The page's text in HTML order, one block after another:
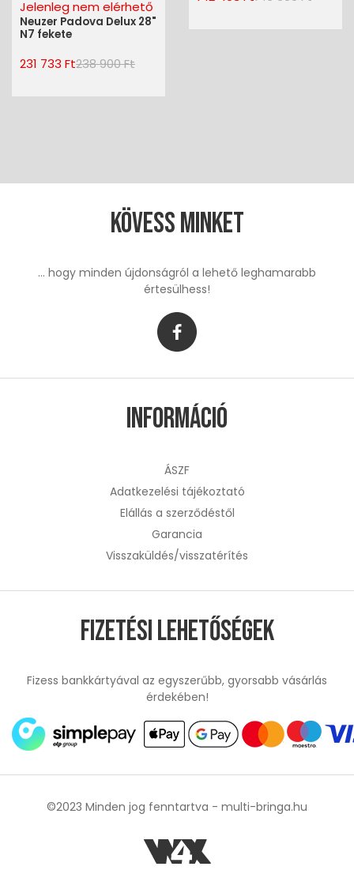
Jelenleg nem elérhető
Neuzer Padova Delux 28"
N7 fekete
231 733 Ft238 900 Ft
Kövess minket
... hogy minden újdonságról a lehető leghamarabb
értesülhess!
Információ
ÁSZF
Adatkezelési tájékoztató
Elállás a szerződéstől
Garancia
Visszaküldés/visszatérítés
Fizetési lehetőségek
Fizess bankkártyával az egyszerűbb, gyorsabb vásárlás
érdekében!
©2023 Minden jog fenntartva - multi-bringa.hu